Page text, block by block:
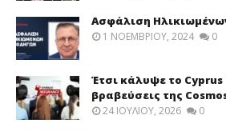
Ασφάλιση
1 ΝΟΕΜΒΡΊΟΥ, 2024 0
Έτσι κάλυψε το Cyprus
βραβεύσεις της
24 ΙΟΥΛΊΟΥ, 2026 0